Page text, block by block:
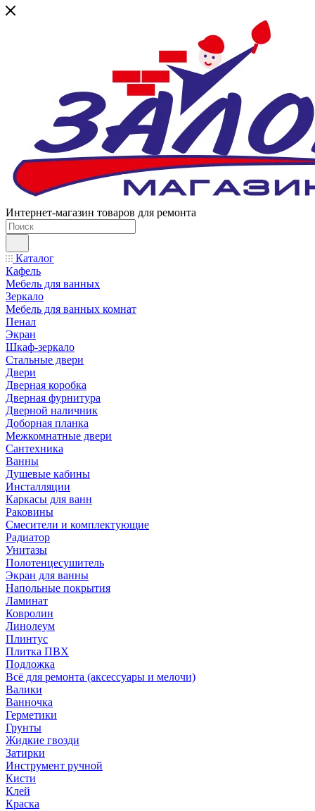
Интернет-магазин товаров для ремонта
Каталог
Кафель
Мебель для ванных
Зеркало
Мебель для ванных комнат
Пенал
Экран
Шкаф-зеркало
Стальные двери
Двери
Дверная коробка
Дверная фурнитура
Дверной наличник
Доборная планка
Межкомнатные двери
Сантехника
Ванны
Душевые кабины
Инсталляции
Каркасы для ванн
Раковины
Смесители и комплектующие
Радиатор
Унитазы
Полотенцесушитель
Экран для ванны
Напольные покрытия
Ламинат
Ковролин
Линолеум
Плинтус
Плитка ПВХ
Подложка
Всё для ремонта (аксессуары и мелочи)
Валики
Ванночка
Герметики
Грунты
Жидкие гвозди
Затирки
Инструмент ручной
Кисти
Клей
Краска